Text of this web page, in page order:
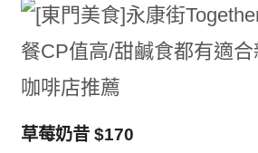
草莓奶昔 $170